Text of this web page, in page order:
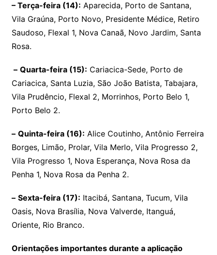
– Terça-feira (14): Aparecida, Porto de Santana,
Vila Graúna, Porto Novo, Presidente Médice, Retiro
Saudoso, Flexal 1, Nova Canaã, Novo Jardim, Santa
Rosa.
– Quarta-feira (15): Cariacica-Sede, Porto de
Cariacica, Santa Luzia, São João Batista, Tabajara,
Vila Prudêncio, Flexal 2, Morrinhos, Porto Belo 1,
Porto Belo 2.
– Quinta-feira (16): Alice Coutinho, Antônio Ferreira
Borges, Limão, Prolar, Vila Merlo, Vila Progresso 2,
Vila Progresso 1, Nova Esperança, Nova Rosa da
Penha 1, Nova Rosa da Penha 2.
– Sexta-feira (17): Itacibá, Santana, Tucum, Vila
Oasis, Nova Brasília, Nova Valverde, Itanguá,
Oriente, Rio Branco.
Orientações importantes durante a aplicação